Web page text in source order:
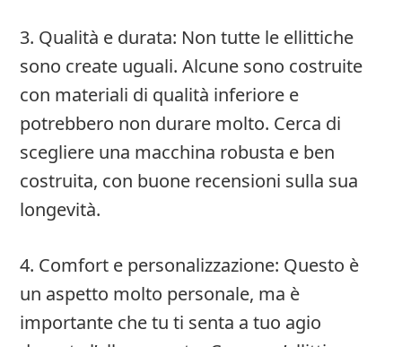
3. Qualità e durata: Non tutte le ellittiche
sono create uguali. Alcune sono costruite
con materiali di qualità inferiore e
potrebbero non durare molto. Cerca di
scegliere una macchina robusta e ben
costruita, con buone recensioni sulla sua
longevità.
4. Comfort e personalizzazione: Questo è
un aspetto molto personale, ma è
importante che tu ti senta a tuo agio